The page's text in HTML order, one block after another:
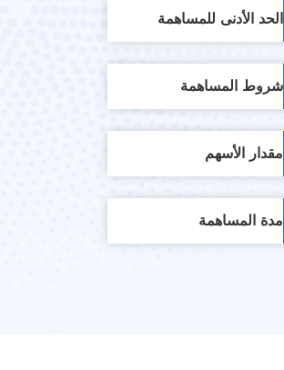
الحد الأدنى للمساهمة
شروط المساهمة
مقدار الأسهم
مدة المساهمة